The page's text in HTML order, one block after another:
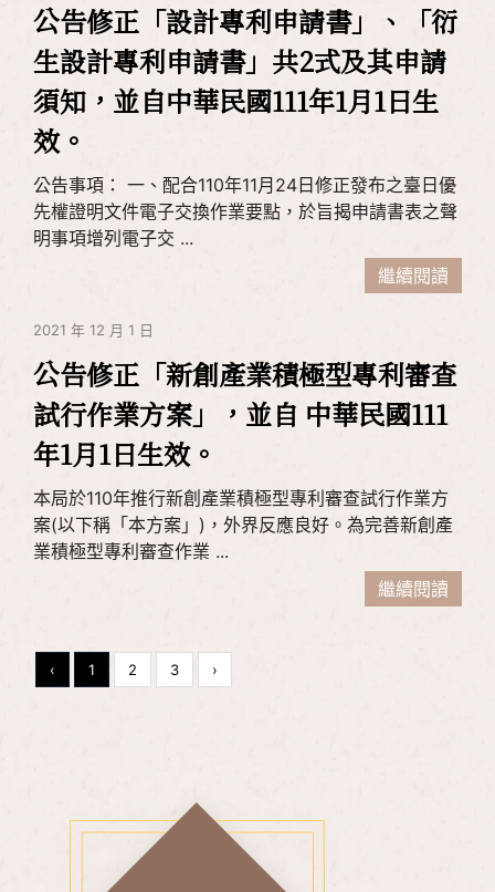
公告修正「設計專利申請書」、「衍
生設計專利申請書」共2式及其申請
須知，並自中華民國111年1月1日生
效。
公告事項： 一、配合110年11月24日修正發布之臺日優
先權證明文件電子交換作業要點，於旨揭申請書表之聲
明事項增列電子交 ...
繼續閱讀
2021 年 12 月 1 日
公告修正「新創產業積極型專利審查
試行作業方案」，並自 中華民國111
年1月1日生效。
本局於110年推行新創產業積極型專利審查試行作業方
案(以下稱「本方案」)，外界反應良好。為完善新創產
業積極型專利審查作業 ...
繼續閱讀
‹ 1 2 3 ›